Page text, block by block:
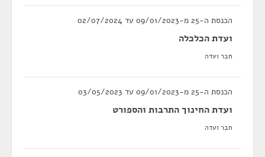
הכנסת ה-25 מ-09/01/2023 עד 02/07/2024
ועדת הכלכלה
חבר ועדה
הכנסת ה-25 מ-09/01/2023 עד 03/05/2023
ועדת החינוך התרבות והספורט
חבר ועדה